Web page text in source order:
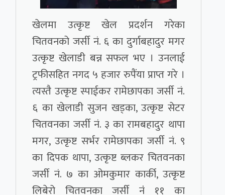
खेलमा उत्कृष्ट खेल प्रदर्शन गरेका
चितवनको जर्सी नं. ६ का दुर्गाबहादुर मगर
उत्कृष्ट खेलाडी बन्न सफल भए । उनलाई
ट्रफीसहित नगद ५ हजार रुपैंया प्राप्त गरे ।
त्यस्तै उत्कृष्ट स्पाईकर रामेछापका जर्सी नं.
६ का खेलाडी सुजन खड्का, उत्कृष्ट सेटर
चितवनका जर्सी नं. ३ का रामबहादुर थापा
मगर, उत्कृष्ट सर्भर रामेछापका जर्सी नं. ९
का दिपक थापा, उत्कृष्ट ब्लकर चितवनका
जर्सी नं. ७ का ओमकुमार कार्की, उत्कृष्ट
लिबेरो चितवनका जर्सी नंं ११ का